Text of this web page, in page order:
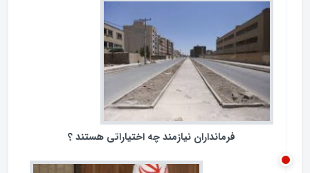
ردپای مجلس در مبارزه با فساد
سه‌شنبه, ام آبان ۱۴۰۴